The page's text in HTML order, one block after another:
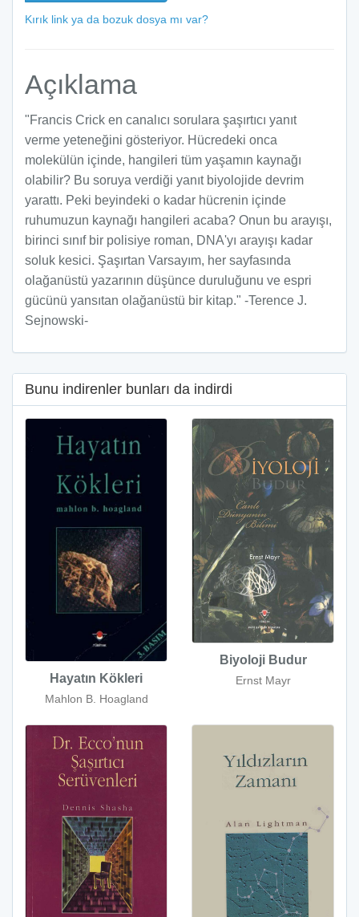
Kırık link ya da bozuk dosya mı var?
Açıklama
"Francis Crick en canalıcı sorulara şaşırtıcı yanıt
verme yeteneğini gösteriyor. Hücredeki onca
molekülün içinde, hangileri tüm yaşamın kaynağı
olabilir? Bu soruya verdiği yanıt biyolojide devrim
yarattı. Peki beyindeki o kadar hücrenin içinde
ruhumuzun kaynağı hangileri acaba? Onun bu arayışı,
birinci sınıf bir polisiye roman, DNA'yı arayışı kadar
soluk kesici. Şaşırtan Varsayım, her sayfasında
olağanüstü yazarının düşünce duruluğunu ve espri
gücünü yansıtan olağanüstü bir kitap." -Terence J.
Sejnowski-
Bunu indirenler bunları da indirdi
Hayatın Kökleri
Mahlon B. Hoagland
Biyoloji Budur
Ernst Mayr